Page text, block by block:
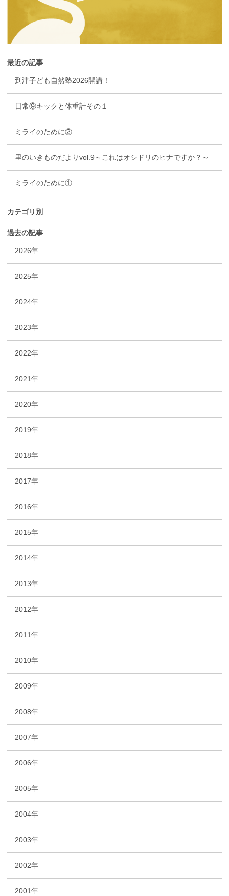
最近の記事
到津子ども自然塾2026開講！
日常⑨キックと体重計その１
ミライのために②
里のいきものだよりvol.9～これはオシドリのヒナですか？～
ミライのために①
カテゴリ別
過去の記事
2026年
2025年
2024年
2023年
2022年
2021年
2020年
2019年
2018年
2017年
2016年
2015年
2014年
2013年
2012年
2011年
2010年
2009年
2008年
2007年
2006年
2005年
2004年
2003年
2002年
2001年